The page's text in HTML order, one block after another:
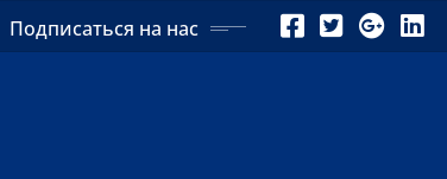
Подписаться на нас